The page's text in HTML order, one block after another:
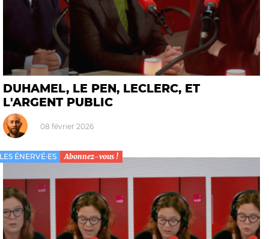
DUHAMEL, LE PEN, LECLERC, ET
L'ARGENT PUBLIC
08 février 2026
LES ÉNERVÉ·ES Abonnez-vous !